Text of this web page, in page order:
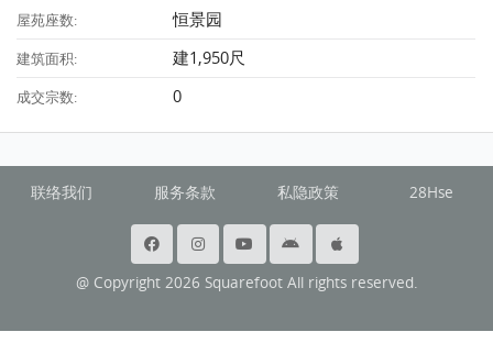
屋苑座数: 恒景园
建筑面积: 建1,950尺
成交宗数: 0
联络我们 服务条款 私隐政策 28Hse
@ Copyright 2026 Squarefoot All rights reserved.